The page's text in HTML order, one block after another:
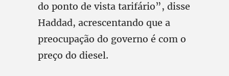
do ponto de vista tarifário”, disse
Haddad, acrescentando que a
preocupação do governo é com o
preço do diesel.